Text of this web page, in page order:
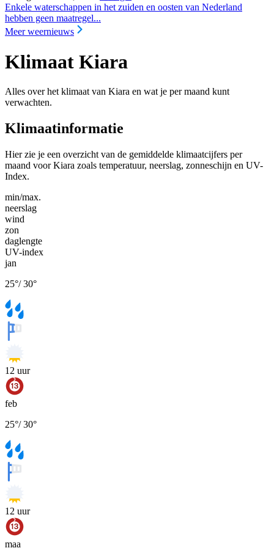
Enkele waterschappen in het zuiden en oosten van Nederland
hebben geen maatregel...
Meer weernieuws
Klimaat Kiara
Alles over het klimaat van Kiara en wat je per maand kunt
verwachten.
Klimaatinformatie
Hier zie je een overzicht van de gemiddelde klimaatcijfers per
maand voor Kiara zoals temperatuur, neerslag, zonneschijn en UV-
Index.
min/max.
neerslag
wind
zon
daglengte
UV-index
jan
25°/30°
12 uur
feb
25°/30°
12 uur
maa